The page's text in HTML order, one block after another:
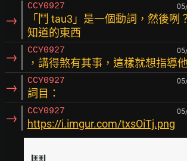
→
CCY0927
「鬥 tau3」是一個動詞，然後咧
知道的東西
→ CCY0927
，講得煞有其事，這樣就想指導
→ CCY0927
詞目：
→ CCY0927
https://i.imgur.com/txsOiTj.png